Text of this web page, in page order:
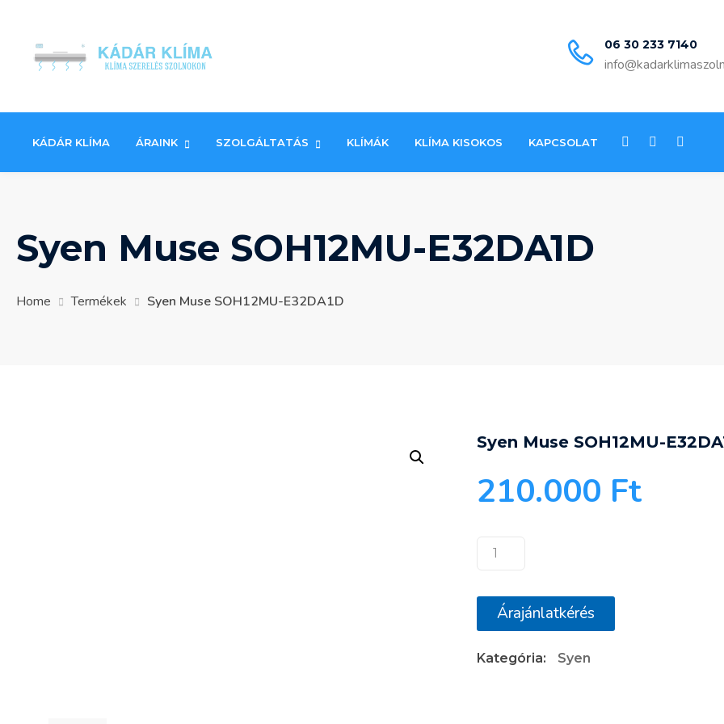
content
06 30 233 7140
KÁDÁR KLÍMA ÁRAINK SZOLGÁLTATÁS KLÍMÁK KLÍMA KISOKOS KAPCSOLAT
Syen Muse SOH12MU-E32DA1D
Home Termékek Syen Muse SOH12MU-E32DA1D
Syen Muse SOH12MU-
210.000 Ft
Syen
SOH12MU-
E32DA1D
Árajánlatkérés
Kategória: Syen